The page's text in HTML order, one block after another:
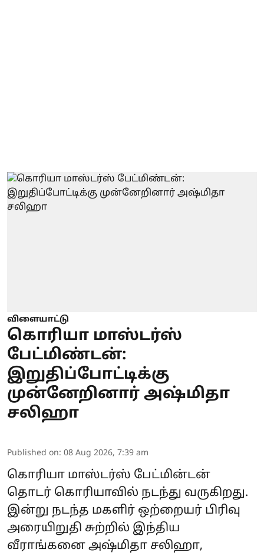
விளையாட்டு
கொரியா மாஸ்டர்ஸ்
பேட்மிண்டன்:
இறுதிப்போட்டிக்கு
முன்னேறினார் அஷ்மிதா
சலிஹா
Published on: 08 Aug 2026, 7:39 am
கொரியா மாஸ்டர்ஸ் பேட்மின்டன்
தொடர் கொரியாவில் நடந்து வருகிறது.
இன்று நடந்த மகளிர் ஒற்றையர் பிரிவு
அரையிறுதி சுற்றில் இந்திய
வீராங்கனை அஷ்மிதா சலிஹா,